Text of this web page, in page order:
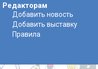
Редакторам
Добавить новость
Добавить выставку
Правила